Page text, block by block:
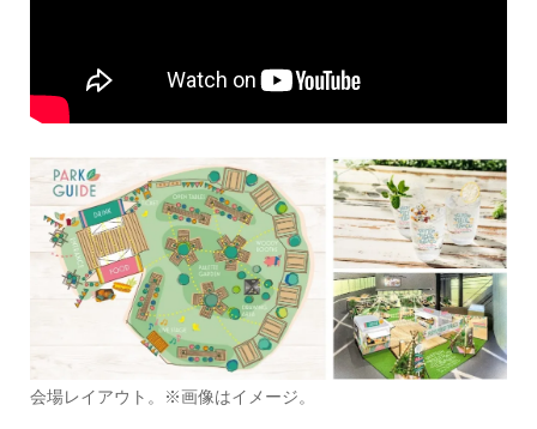
会場レイアウト。※画像はイメージ。